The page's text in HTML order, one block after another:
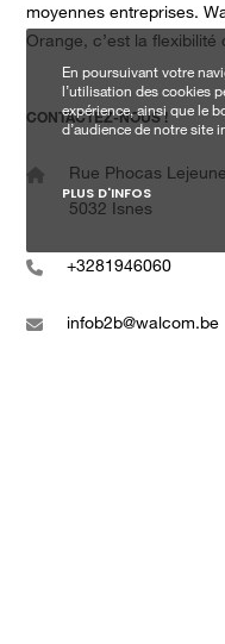
moyennes entreprises.
Orange, c’est la flexibilité
CONTACTEZ-NOUS !
Rue Phocas
5032 Isnes
+3281946060
infob2b@walcom.be
En poursuivant votre
l’utilisation des cookies
expérience, ainsi que le
d’audience de notre site
PLUS D'INFOS